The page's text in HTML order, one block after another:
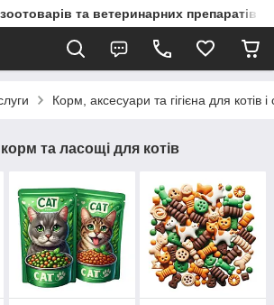
зоотоварів та ветеринарних препаратів
Корм, аксесуари та гігієна для котів і
та ласощі для котів